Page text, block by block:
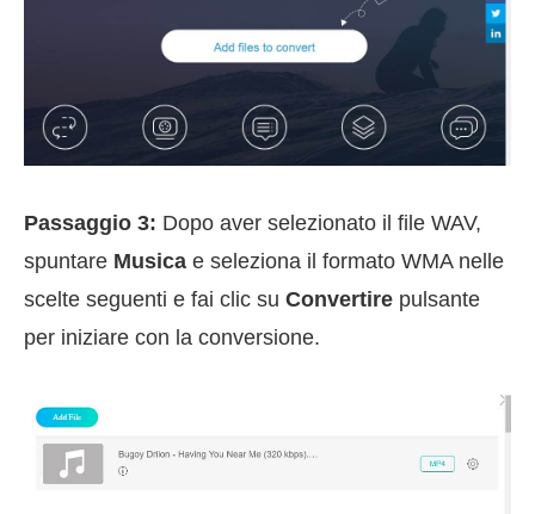
Passaggio 3: Dopo aver selezionato il file WAV,
spuntare Musica e seleziona il formato WMA nelle
scelte seguenti e fai clic su Convertire pulsante
per iniziare con la conversione.